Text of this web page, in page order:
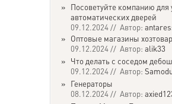
» Посоветуйте компанию для
автоматических дверей
09.12.2024 // Автор:
» Оптовые магазины
09.12.2024 // Автор: alik33
» Что делать с соседом
09.12.2024 // Автор:
» Генераторы
08.12.2024 // Автор: